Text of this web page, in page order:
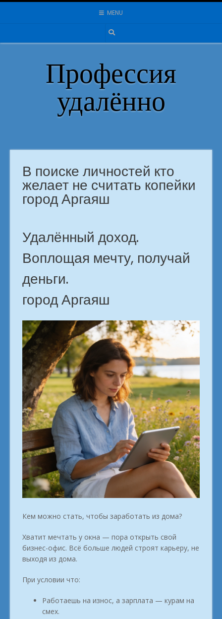
Skip
MENU
Профессия
удалённо
В поиске личностей кто
желает не считать копейки
город Аргаяш
Удалённый доход.
Воплощая мечту, получай
деньги.
город Аргаяш
Кем можно стать, чтобы заработать из дома?
Хватит мечтать у окна — пора открыть свой
бизнес-офис. Всё больше людей строят карьеру, не
выходя из дома.
При условии что:
Работаешь на износ, а зарплата — курам на
смех.